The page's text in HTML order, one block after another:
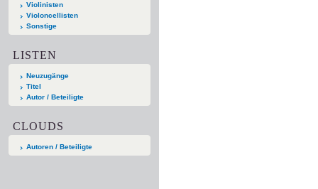
Violinisten
Violoncellisten
Sonstige
LISTEN
Neuzugänge
Titel
Autor / Beteiligte
CLOUDS
Autoren / Beteiligte